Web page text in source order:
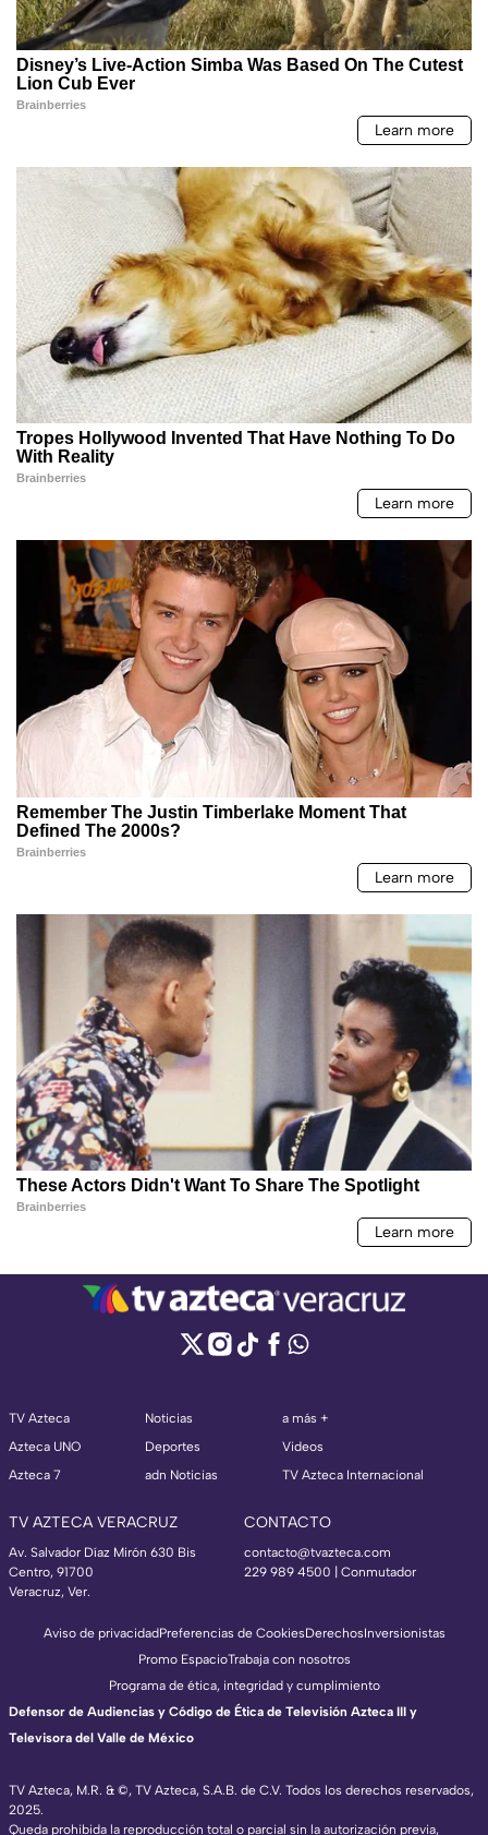
TV Azteca
Azteca UNO
Azteca 7
Noticias
Deportes
adn Noticias
a más +
Videos
TV Azteca Internacional
TV AZTECA VERACRUZ
Av. Salvador Díaz Mirón 630 Bis
Centro, 91700
Veracruz, Ver.
CONTACTO
contacto@tvazteca.com
229 989 4500 | Conmutador
TV Azteca, M.R. & ©, TV Azteca, S.A.B. de C.V. Todos los derechos reservados,
2025.
Queda prohibida la reproducción total o parcial sin la autorización previa,
Aviso de privacidadPreferencias de CookiesDerechosInversionistas
Promo EspacioTrabaja con nosotros
Programa de ética, integridad y cumplimiento
Defensor de Audiencias y Código de Ética de Televisión Azteca III y
Televisora del Valle de México